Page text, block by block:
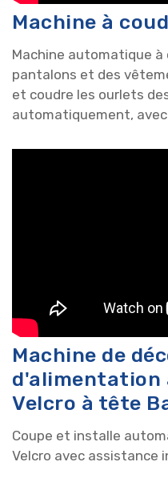
Machine à
Machine automatique à
pantalons et des
et coudre les ourlets
automatiquement,
Machine de
d'alimentation
Velcro à tête
Coupe et installe
Velcro avec assistance